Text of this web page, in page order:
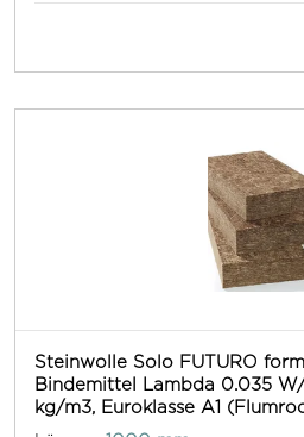
Steinwolle Solo FUTURO
Bindemittel Lambda 0.035
kg/m3, Euroklasse A1